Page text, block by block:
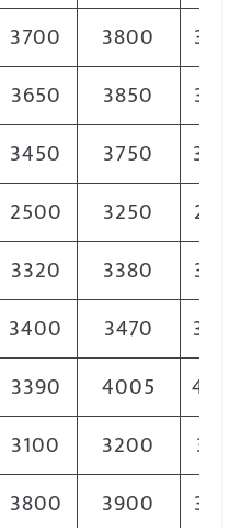
3700 3800
3650 3850
3450 3750
2500 3250
3320 3380
3400 3470
3390 4005
3100 3200
3800 3900